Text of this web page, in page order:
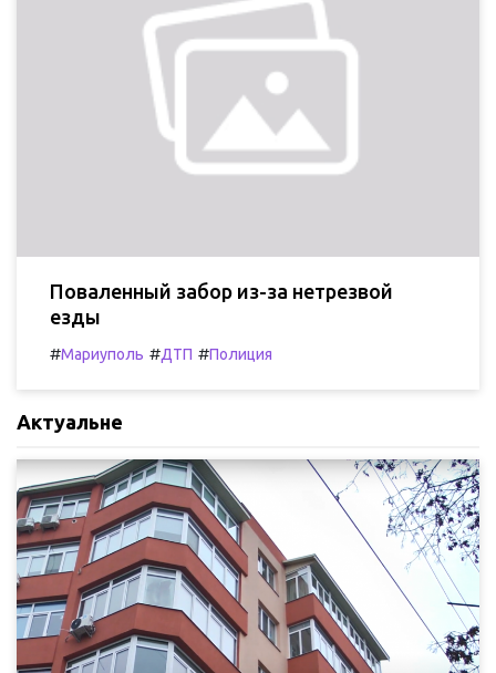
Поваленный забор из-за нетрезвой
езды
#Мариуполь #ДТП #Полиция
Актуальне